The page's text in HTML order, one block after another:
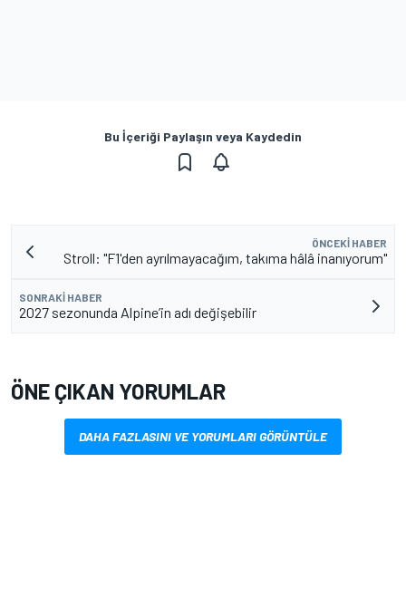
Bu İçeriği Paylaşın veya Kaydedin
ÖNCEKI HABER
Stroll: "F1'den ayrılmayacağım, takıma hâlâ inanıyorum"
SONRAKI HABER
2027 sezonunda Alpine’in adı değişebilir
ÖNE ÇIKAN YORUMLAR
DAHA FAZLASINI VE YORUMLARI GÖRÜNTÜLE